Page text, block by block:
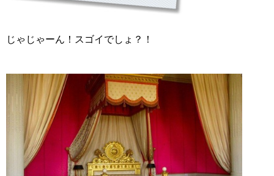
じゃじゃーん！スゴイでしょ？！